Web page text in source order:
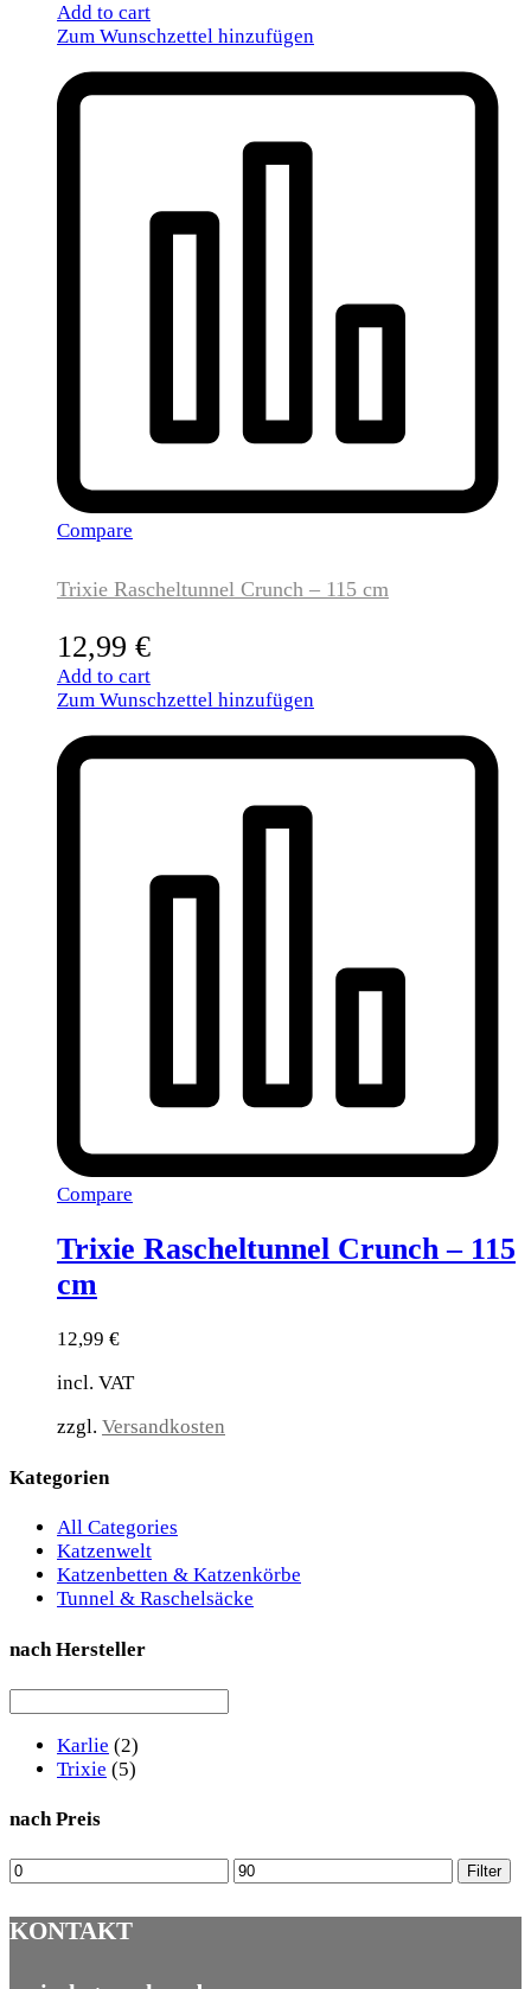
Add to cart
Zum Wunschzettel hinzufügen
Compare
Trixie Rascheltunnel Crunch – 115 cm
12,99 €
Add to cart
Zum Wunschzettel hinzufügen
Compare
Trixie Rascheltunnel Crunch – 115
cm
12,99 €
incl. VAT
zzgl. Versandkosten
Kategorien
All Categories
Katzenwelt
Katzenbetten & Katzenkörbe
Tunnel & Raschelsäcke
nach Hersteller
Karlie (2)
Trixie (5)
nach Preis
Min
Max
Filter
KONTAKT